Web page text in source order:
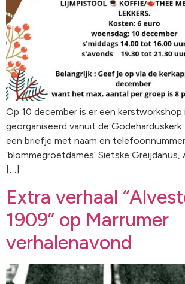
Op 10 december is er een kerstworkshop
georganiseerd vanuit de Godeharduskerk.
een briefje met naam en
‘blommegroetdames’ Sietske
[…]
Extra verhaal
1909” op Marrumer
verhalenavond